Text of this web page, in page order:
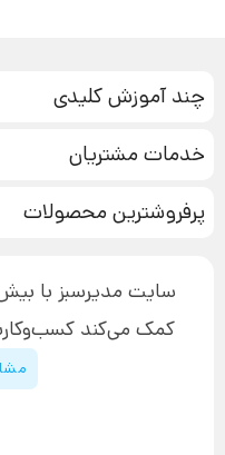
چند آموزش کلیدی
بازاریابی عصبی
تبلیغ نویسی
افزایش عملکرد
چگونه کتاب بنویسیم
دوره اینستاگرام
خدمات مشتریان
آموزش دسترسی به دانلود
پیگیری سفارش
پشتیبانی
قوانین و مقررات سایت
پرفروشترین محصولات
دوره جدید
کمک می‌کند